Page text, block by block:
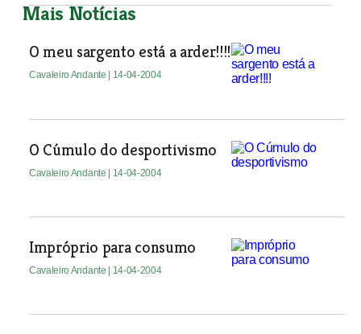
Mais Notícias
O meu sargento está a arder!!!!
Cavaleiro Andante | 14-04-2004
O Cúmulo do desportivismo
Cavaleiro Andante | 14-04-2004
Impróprio para consumo
Cavaleiro Andante | 14-04-2004